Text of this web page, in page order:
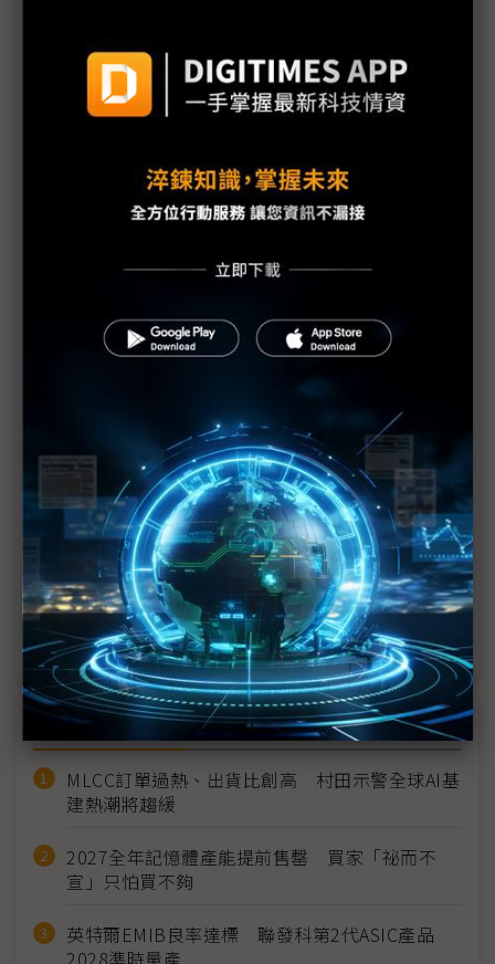
評析： DeepSeek V4偕昇騰突圍 中國「芯模」合力
終讓黃仁勳「心魔」預言成真？
DeepSeek資本激增50% 梁文鋒持股上升緊握一票
幅提升競爭力
DeepSeek拒絕融資的理想路線為何丕變？ 恐難忍
人才流失之觴
DeepSeek首輪融資目標200億美元估值 騰訊、阿里
傳有意參與
美國擬列DeepSeek、月之暗面於黑名單 反擊中國
AI蒸餾技術
近７天熱門報導
MLCC訂單過熱、出貨比創高 村田示警全球AI基
建熱潮將趨緩
2027全年記憶體產能提前售罄 買家「祕而不
宣」只怕買不夠
英特爾EMIB良率達標 聯發科第2代ASIC產品